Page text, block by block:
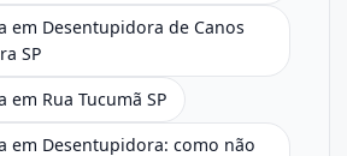
em Desentupidora de Canos
SP
em Rua Tucumã SP
em Desentupidora: como não